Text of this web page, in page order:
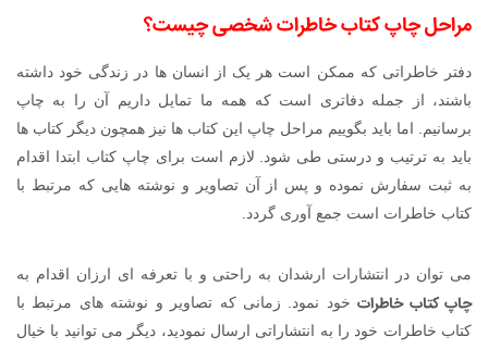
مراحلچاپ کتاب خاطراتشخصی چیست؟
دفتر خاطراتی که ممکن است هر یک از انسان ها در زندگی خود داشته
باشند، از جمله دفاتری است که همه ما تمایل داریم آن را به چاپ
برسانیم. اما باید بگوییم مراحل چاپ این کتاب ها نیز همچون دیگر کتاب ها
باید به ترتیب و درستی طی شود. لازم است برای چاپ کتاب ابتدا اقدام
به ثبت سفارش نموده و پس از آن تصاویر و نوشته هایی که مرتبط با
کتاب خاطرات است جمع آوری گردد.
می توان در انتشارات ارشدان به راحتی و با تعرفه ای ارزان اقدام به
چاپ کتاب خاطراتخود نمود. زمانی که تصاویر و نوشته های مرتبط با
کتاب خاطرات خود را به انتشاراتی ارسال نمودید، دیگر می توانید با خیال